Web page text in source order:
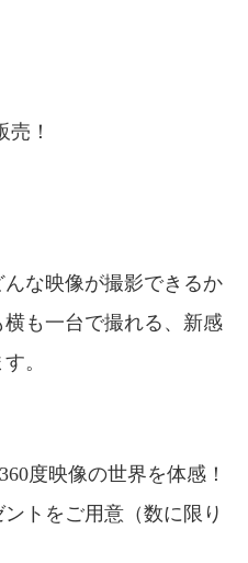
！
な映像が撮影できるか
も一台で撮れる、新感
。
度映像の世界を体感！
トをご用意（数に限り